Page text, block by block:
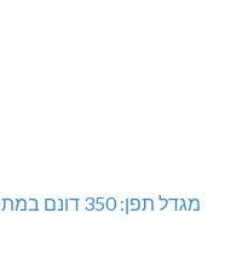
מגדל תפן: 350 דונם במתחם חדש